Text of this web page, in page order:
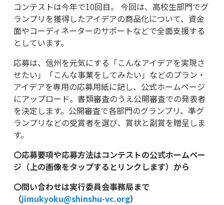
コンテストは今年で10回目。 今回は、高校生部門でグ
ランプリを獲得したアイデアの商品化について、資金
面やコーディネーターのサポートなどで全面支援する
としています。
応募は、信州を元気にする「こんなアイデアを実現さ
せたい」「こんな事業をしてみたい」などのプラン・
アイデアを専用の応募用紙に記し、公式ホームページ
にアップロード。書類審査のうえ公開審査での発表者
を決定します。公開審査で各部門のグランプリ、準グ
ランプリなどの受賞者を選び、賞状と副賞を贈呈しま
す。
〇応募要項や応募方法はコンテストの公式ホームペー
ジ（上の画像をタップするとリンクします）から
〇問い合わせは実行委員会事務局まで
（jimukyoku@shinshu-vc.org）